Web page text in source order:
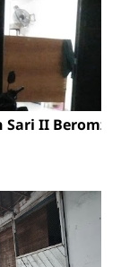
Sari II Beromzet